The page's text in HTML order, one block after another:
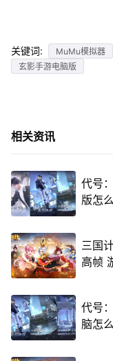
关键词: MuMu模拟器
玄影手游电脑版
相关资讯
代号
版怎
三国
高帧
代号
脑怎